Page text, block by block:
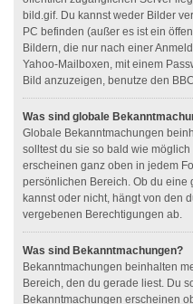
bild.gif. Du kannst weder Bilder
PC befinden (außer es ist ein
Bildern, die nur nach einer
Yahoo-Mailboxen, mit einem
Bild anzuzeigen, benutze den
Was sind globale
Globale Bekanntmachungen
solltest du sie so bald wie
erscheinen ganz oben in jedem
persönlichen Bereich. Ob du
kannst oder nicht, hängt von den
vergebenen Berechtigungen ab.
Was sind Bekanntmachungen?
Bekanntmachungen beinhalten
Bereich, den du gerade liest. Du
Bekanntmachungen erscheinen